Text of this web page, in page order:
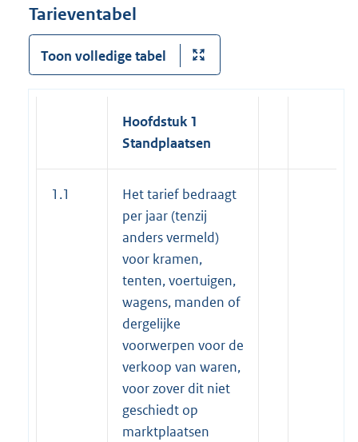
Tarieventabel
Toon volledige tabel
Hoofdstuk 1
Standplaatsen
1.1
Het tarief bedraagt
per jaar (tenzij
anders vermeld)
voor kramen,
tenten, voertuigen,
wagens, manden of
dergelijke
voorwerpen voor de
verkoop van waren,
voor zover dit niet
geschiedt op
marktplaatsen